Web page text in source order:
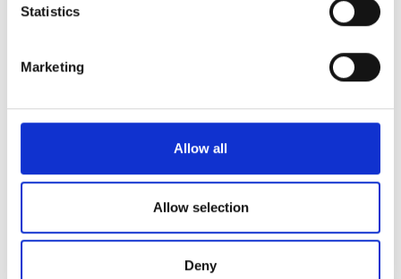
meters
Identify your device by actively scanning it for
Find out more about how your personal data is processed
We use cookies to personalise content and ads, to
We also share information about your use of our site with
our social media, advertising and analytics partners who
provided to them or that they’ve collected from your use
of their services. Read more about cookies in our
Statistics
Marketing
Allow all
Allow selection
Deny
NephroPlus at Sunshine Global Hospital